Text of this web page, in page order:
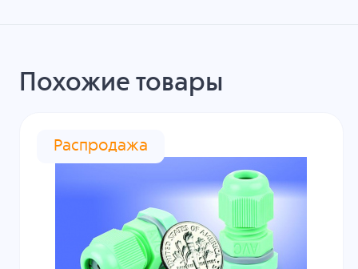
Похожие товары
Распродажа